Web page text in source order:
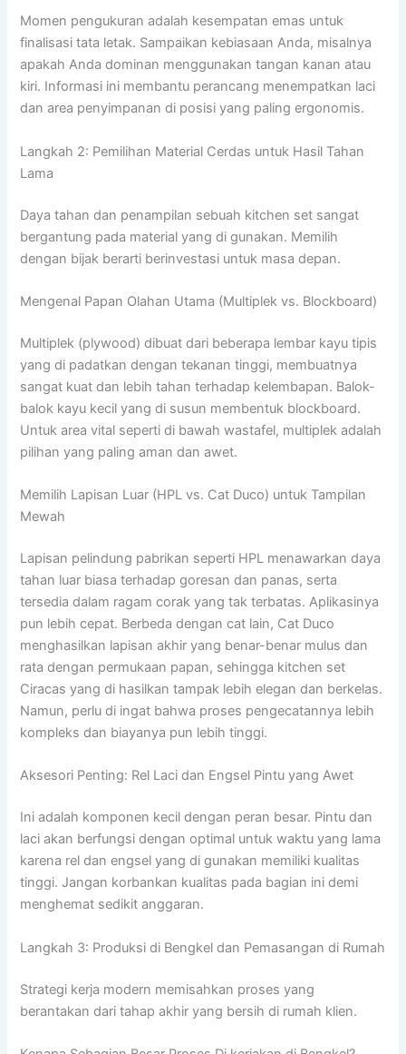
Momen pengukuran adalah kesempatan emas untuk
finalisasi tata letak. Sampaikan kebiasaan Anda, misalnya
apakah Anda dominan menggunakan tangan kanan atau
kiri. Informasi ini membantu perancang menempatkan laci
dan area penyimpanan di posisi yang paling ergonomis.
Langkah 2: Pemilihan Material Cerdas untuk Hasil Tahan
Lama
Daya tahan dan penampilan sebuah kitchen set sangat
bergantung pada material yang di gunakan. Memilih
dengan bijak berarti berinvestasi untuk masa depan.
Mengenal Papan Olahan Utama (Multiplek vs. Blockboard)
Multiplek (plywood) dibuat dari beberapa lembar kayu tipis
yang di padatkan dengan tekanan tinggi, membuatnya
sangat kuat dan lebih tahan terhadap kelembapan. Balok-
balok kayu kecil yang di susun membentuk blockboard.
Untuk area vital seperti di bawah wastafel, multiplek adalah
pilihan yang paling aman dan awet.
Memilih Lapisan Luar (HPL vs. Cat Duco) untuk Tampilan
Mewah
Lapisan pelindung pabrikan seperti HPL menawarkan daya
tahan luar biasa terhadap goresan dan panas, serta
tersedia dalam ragam corak yang tak terbatas. Aplikasinya
pun lebih cepat. Berbeda dengan cat lain, Cat Duco
menghasilkan lapisan akhir yang benar-benar mulus dan
rata dengan permukaan papan, sehingga kitchen set
Ciracas yang di hasilkan tampak lebih elegan dan berkelas.
Namun, perlu di ingat bahwa proses pengecatannya lebih
kompleks dan biayanya pun lebih tinggi.
Aksesori Penting: Rel Laci dan Engsel Pintu yang Awet
Ini adalah komponen kecil dengan peran besar. Pintu dan
laci akan berfungsi dengan optimal untuk waktu yang lama
karena rel dan engsel yang di gunakan memiliki kualitas
tinggi. Jangan korbankan kualitas pada bagian ini demi
menghemat sedikit anggaran.
Langkah 3: Produksi di Bengkel dan Pemasangan di Rumah
Strategi kerja modern memisahkan proses yang
berantakan dari tahap akhir yang bersih di rumah klien.